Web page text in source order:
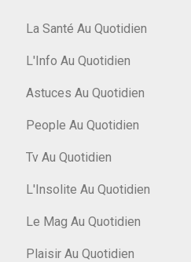
La Santé Au Quotidien
L'Info Au Quotidien
Astuces Au Quotidien
People Au Quotidien
Tv Au Quotidien
L'Insolite Au Quotidien
Le Mag Au Quotidien
Plaisir Au Quotidien